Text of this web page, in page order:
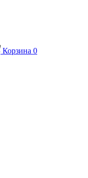
Корзина 0